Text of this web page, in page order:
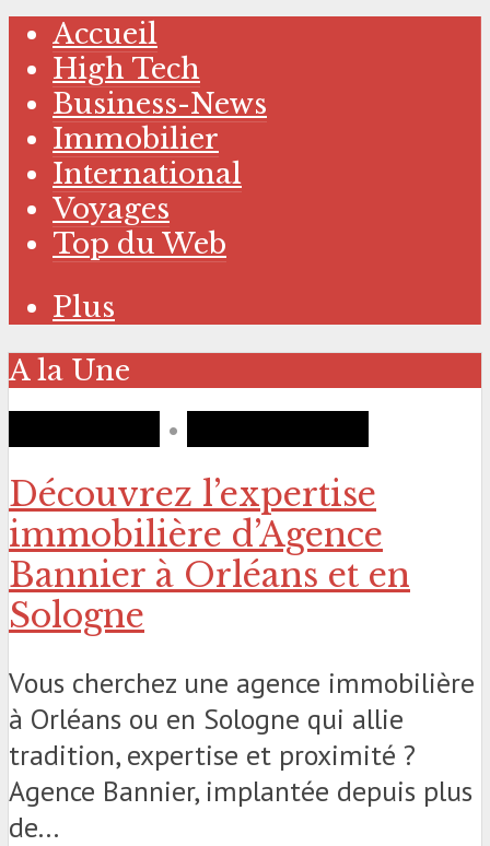
Accueil
High Tech
Business-News
Immobilier
International
Voyages
Top du Web
Plus
A la Une
•
Découvrez l’expertise
immobilière d’Agence
Bannier à Orléans et en
Sologne
Vous cherchez une agence immobilière
à Orléans ou en Sologne qui allie
tradition, expertise et proximité ?
Agence Bannier, implantée depuis plus
de...